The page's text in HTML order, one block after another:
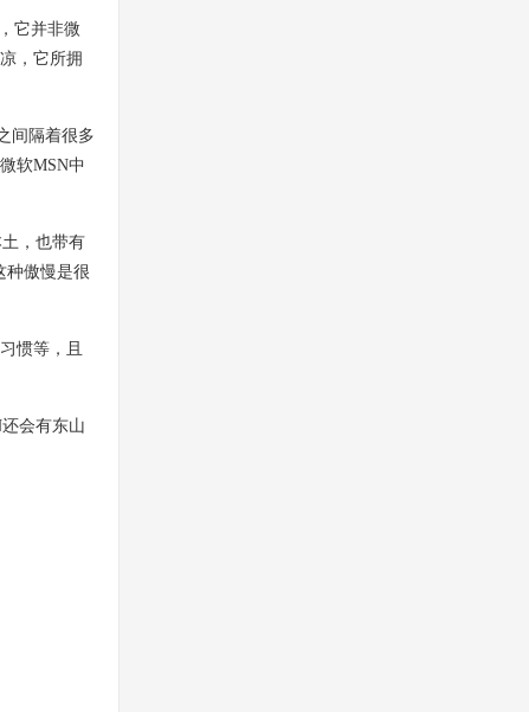
它并非微
，它所拥
间隔着很多
软MSN中
，也带有
种傲慢是很
惯等，且
会有东山